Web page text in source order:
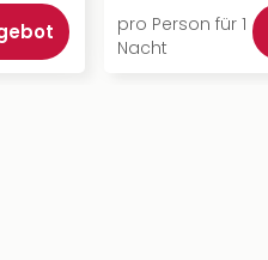
pro Person für 1
Nacht